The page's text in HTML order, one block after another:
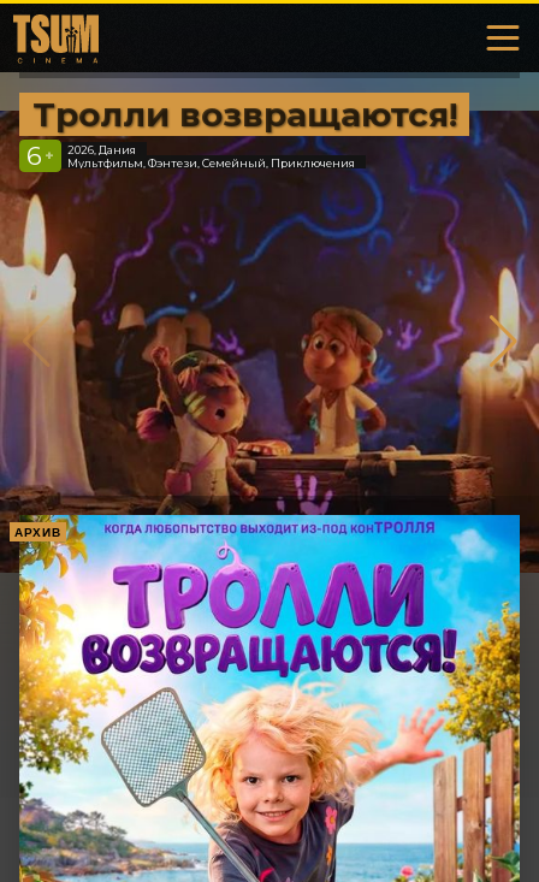
Тролли возвращаются!
6 +
2026, Дания
Мультфильм, Фэнтези, Семейный, Приключения
АРХИВ